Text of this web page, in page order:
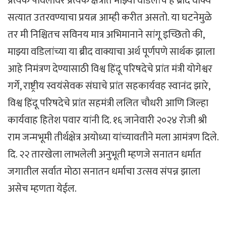
सत्यात उतरवण्याचा प्रयत्न आम्ही करीत असतो. या घटनेमुळे
तर मी निश्चितच सविनय मात्र अभिमानाने सांगू इच्छितो की,
माझ्या वडिलांच्या या ब्रीद वाक्याचा अर्थ पूर्णपणे सार्थक झाला
आहे निमंत्रण देण्यासाठी विश्व हिंदू परिषदेचे प्रांत मंत्री योगेश्वर
गर्गे, राष्ट्रीय स्वयंसेवक संघाचे प्रांत सहकार्यवह स्वानंद झारे,
विश्व हिंदू परिषदेचे प्रांत सहमंत्री ललित चौधरी आणि जिल्हा
कार्यवाह हितेश पवार यांनी दि. १६ जानेवारी २०२४ रोजी श्री
राम जन्मभूमी तीर्थक्षेत्र अयोध्या यांच्यावतीने मला आमंत्रण दिले.
दि. २२ तारखेला लाभलेली अनुभूती म्हणजे सनातन धर्मात
जगातील सर्वात मोठा सनातन धर्माचा उत्सव संपन्न झाला
असेच म्हणता येईल.